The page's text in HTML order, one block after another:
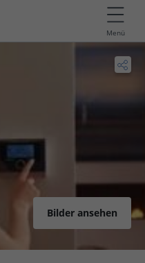
Menü
Bilder ansehen